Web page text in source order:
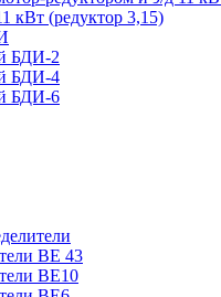
(редуктор 3,15)
БДИ-2
БДИ-4
БДИ-6
ВЕ 43
ВЕ10